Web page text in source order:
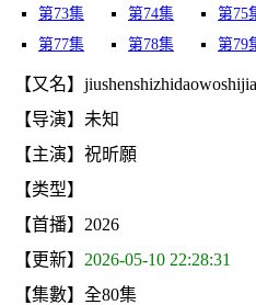
第73集
第74集 第75
第77集
第78集 第79
【又名】
【导演】未知
【主演】祝昕願
【类型】
【首播】2026
【更新】 2026-05-10 22:28:31
【集數】全80集